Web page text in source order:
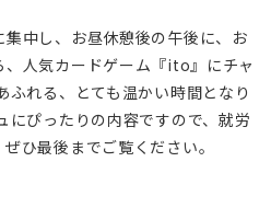
中し、お昼休憩後の午後に、お
人気カードゲーム『ito』にチャ
ふれる、とても温かい時間となり
にぴったりの内容ですので、就労
ひ最後までご覧ください。